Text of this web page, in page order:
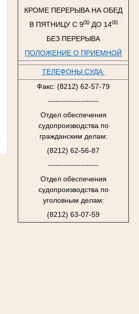
КРОМЕ ПЕРЕРЫВА НА ОБЕД
В ПЯТНИЦУ С 900ДО 1400
БЕЗ ПЕРЕРЫВА
ПОЛОЖЕНИЕ О ПРИЕМНОЙ
ТЕЛЕФОНЫ СУДА:
Факс: (8212) 62-57-79
--------------------
Отдел обеспечения
судопроизводства по
гражданским делам:
(8212) 62-56-87
--------------------
Отдел обеспечения
судопроизводства по
уголовным делам:
(8212) 63-07-59